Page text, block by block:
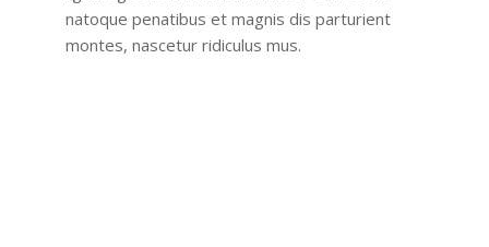
natoque penatibus et magnis dis parturient
montes, nascetur ridiculus mus.